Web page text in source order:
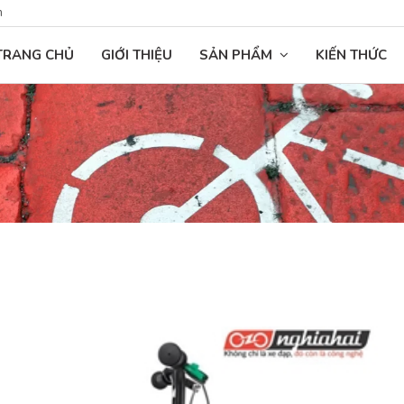
CHỦ GIỚI THIỆU SẢN PHẨM KIẾN THỨC